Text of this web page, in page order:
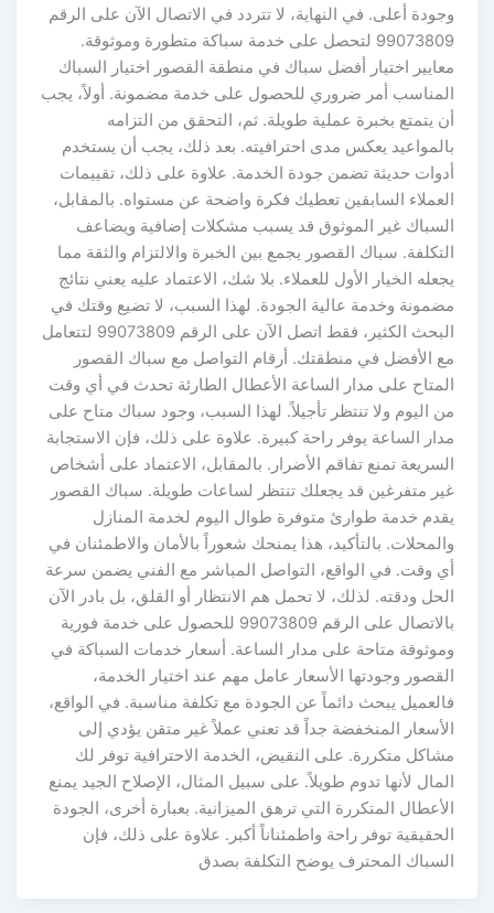
وجودة أعلى. في النهاية، لا تتردد في الاتصال الآن على الرقم
99073809 لتحصل على خدمة سباكة متطورة وموثوقة.
معايير اختيار أفضل سباك في منطقة القصور اختيار السباك
المناسب أمر ضروري للحصول على خدمة مضمونة. أولاً، يجب
أن يتمتع بخبرة عملية طويلة. ثم، التحقق من التزامه
بالمواعيد يعكس مدى احترافيته. بعد ذلك، يجب أن يستخدم
أدوات حديثة تضمن جودة الخدمة. علاوة على ذلك، تقييمات
العملاء السابقين تعطيك فكرة واضحة عن مستواه. بالمقابل،
السباك غير الموثوق قد يسبب مشكلات إضافية ويضاعف
التكلفة. سباك القصور يجمع بين الخبرة والالتزام والثقة مما
يجعله الخيار الأول للعملاء. بلا شك، الاعتماد عليه يعني نتائج
مضمونة وخدمة عالية الجودة. لهذا السبب، لا تضيع وقتك في
البحث الكثير، فقط اتصل الآن على الرقم 99073809 لتتعامل
مع الأفضل في منطقتك. أرقام التواصل مع سباك القصور
المتاح على مدار الساعة الأعطال الطارئة تحدث في أي وقت
من اليوم ولا تنتظر تأجيلاً. لهذا السبب، وجود سباك متاح على
مدار الساعة يوفر راحة كبيرة. علاوة على ذلك، فإن الاستجابة
السريعة تمنع تفاقم الأضرار. بالمقابل، الاعتماد على أشخاص
غير متفرغين قد يجعلك تنتظر لساعات طويلة. سباك القصور
يقدم خدمة طوارئ متوفرة طوال اليوم لخدمة المنازل
والمحلات. بالتأكيد، هذا يمنحك شعوراً بالأمان والاطمئنان في
أي وقت. في الواقع، التواصل المباشر مع الفني يضمن سرعة
الحل ودقته. لذلك، لا تحمل هم الانتظار أو القلق، بل بادر الآن
بالاتصال على الرقم 99073809 للحصول على خدمة فورية
وموثوقة متاحة على مدار الساعة. أسعار خدمات السباكة في
القصور وجودتها الأسعار عامل مهم عند اختيار الخدمة،
فالعميل يبحث دائماً عن الجودة مع تكلفة مناسبة. في الواقع،
الأسعار المنخفضة جداً قد تعني عملاً غير متقن يؤدي إلى
مشاكل متكررة. على النقيض، الخدمة الاحترافية توفر لك
المال لأنها تدوم طويلاً. على سبيل المثال، الإصلاح الجيد يمنع
الأعطال المتكررة التي ترهق الميزانية. بعبارة أخرى، الجودة
الحقيقية توفر راحة واطمئناناً أكبر. علاوة على ذلك، فإن
السباك المحترف يوضح التكلفة بصدق